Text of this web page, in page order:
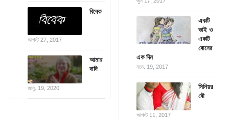
বিবেক
আগস্ট 27, 2017
আমার
দাদি
জানু. 19, 2020
একটি
ভাই ও
একটি
বোনের
এক দিন
নভে. 19, 2017
সিনিয়র
বৌ
আগস্ট 11, 2017